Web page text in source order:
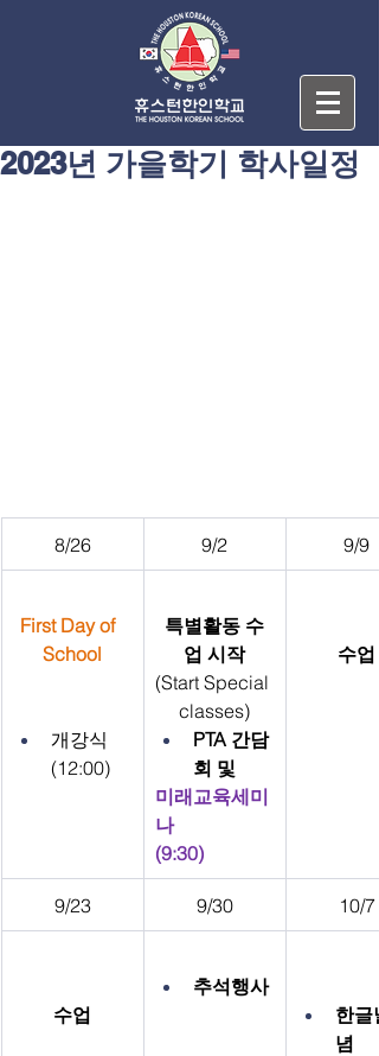
2023년 가을학기 학사일정
8/26 9/2 9/9
First Day of
School
개강식
(12:00)
특별활동 수
업 시작
(Start Special
classes)
PTA 간담
회 및
미래교육세미
나
(9:30)
수업
9/23 9/30 10/7
수업
추석행사
한글
념